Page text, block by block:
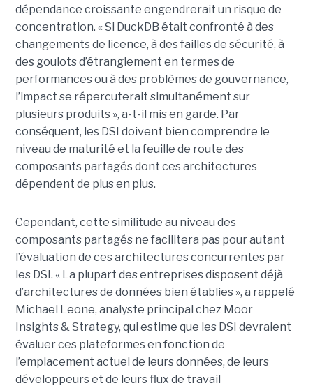
dépendance croissante engendrerait un risque de
concentration. « Si DuckDB était confronté à des
changements de licence, à des failles de sécurité, à
des goulots d’étranglement en termes de
performances ou à des problèmes de gouvernance,
l’impact se répercuterait simultanément sur
plusieurs produits », a-t-il mis en garde. Par
conséquent, les DSI doivent bien comprendre le
niveau de maturité et la feuille de route des
composants partagés dont ces architectures
dépendent de plus en plus.
Cependant, cette similitude au niveau des
composants partagés ne facilitera pas pour autant
l’évaluation de ces architectures concurrentes par
les DSI. « La plupart des entreprises disposent déjà
d’architectures de données bien établies », a rappelé
Michael Leone, analyste principal chez Moor
Insights & Strategy, qui estime que les DSI devraient
évaluer ces plateformes en fonction de
l’emplacement actuel de leurs données, de leurs
développeurs et de leurs flux de travail